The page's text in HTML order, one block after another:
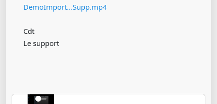
DemoImport...Supp.mp4
Cdt
Le support